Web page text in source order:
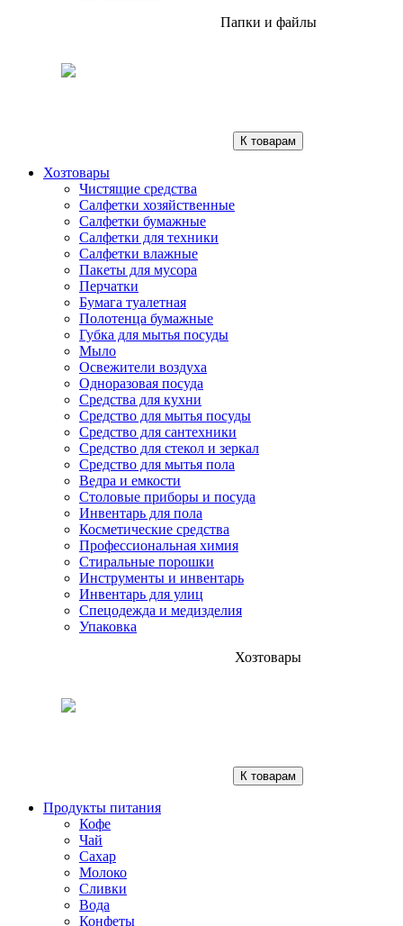
Папки и файлы
К товарам
Хозтовары
Чистящие средства
Салфетки хозяйственные
Салфетки бумажные
Салфетки для техники
Салфетки влажные
Пакеты для мусора
Перчатки
Бумага туалетная
Полотенца бумажные
Губка для мытья посуды
Мыло
Освежители воздуха
Одноразовая посуда
Средства для кухни
Средство для мытья посуды
Средство для сантехники
Средство для стекол и зеркал
Средство для мытья пола
Ведра и емкости
Столовые приборы и посуда
Инвентарь для пола
Косметические средства
Профессиональная химия
Стиральные порошки
Инструменты и инвентарь
Инвентарь для улиц
Спецодежда и медизделия
Упаковка
Хозтовары
К товарам
Продукты питания
Кофе
Чай
Сахар
Молоко
Сливки
Вода
Конфеты